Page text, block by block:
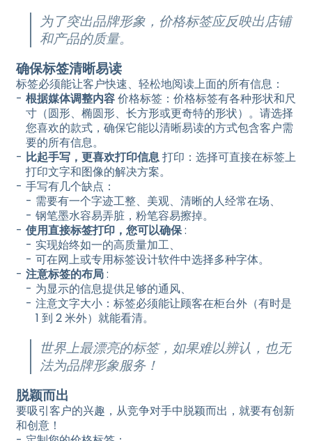
为了突出品牌形象，价格标签应反映出店铺
和产品的质量。
确保标签清晰易读
标签必须能让客户快速、轻松地阅读上面的所有信息：
根据媒体调整内容价格标签：价格标签有各种形状和尺
寸（圆形、椭圆形、长方形或更奇特的形状）。请选择
您喜欢的款式，确保它能以清晰易读的方式包含客户需
要的所有信息。
比起手写，更喜欢打印信息打印：选择可直接在标签上
打印文字和图像的解决方案。
手写有几个缺点：
需要有一个字迹工整、美观、清晰的人经常在场、
钢笔墨水容易弄脏，粉笔容易擦掉。
使用直接标签打印，您可以确保:
实现始终如一的高质量加工、
可在网上或专用标签设计软件中选择多种字体。
注意标签的布局:
为显示的信息提供足够的通风、
注意文字大小：标签必须能让顾客在柜台外（有时是
1 到 2 米外）就能看清。
世界上最漂亮的标签，如果难以辨认，也无
法为品牌形象服务！
脱颖而出
要吸引客户的兴趣，从竞争对手中脱颖而出，就要有创新
和创意！